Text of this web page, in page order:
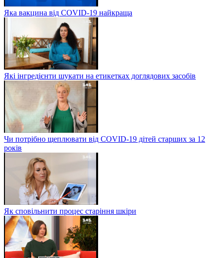
Яка вакцина від СOVID-19 найкраща
Які інгредієнти шукати на етикетках доглядових засобів
Чи потрібно щеплювати від COVID-19 дітей старших за 12
років
Як сповільнити процес старіння шкіри